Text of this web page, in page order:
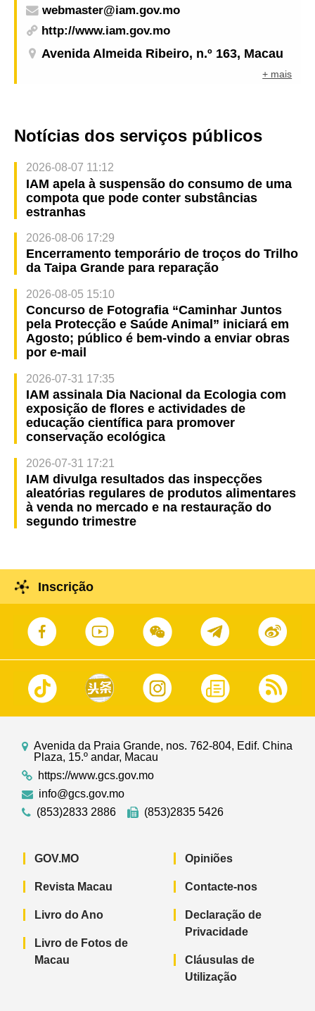
webmaster@iam.gov.mo
http://www.iam.gov.mo
Avenida Almeida Ribeiro, n.º 163, Macau
+ mais
Notícias dos serviços públicos
2026-08-07 11:12
IAM apela à suspensão do consumo de uma
compota que pode conter substâncias
estranhas
2026-08-06 17:29
Encerramento temporário de troços do Trilho
da Taipa Grande para reparação
2026-08-05 15:10
Concurso de Fotografia “Caminhar Juntos
pela Protecção e Saúde Animal” iniciará em
Agosto; público é bem-vindo a enviar obras
por e-mail
2026-07-31 17:35
IAM assinala Dia Nacional da Ecologia com
exposição de flores e actividades de
educação científica para promover
conservação ecológica
2026-07-31 17:21
IAM divulga resultados das inspecções
aleatórias regulares de produtos alimentares
à venda no mercado e na restauração do
segundo trimestre
Inscrição
Avenida da Praia Grande, nos. 762-804, Edif. China
Plaza, 15.º andar, Macau
https://www.gcs.gov.mo
info@gcs.gov.mo
(853)2833 2886
(853)2835 5426
GOV.MO
Revista Macau
Livro do Ano
Livro de Fotos de
Macau
Opiniões
Contacte-nos
Declaração de
Privacidade
Cláusulas de
Utilização